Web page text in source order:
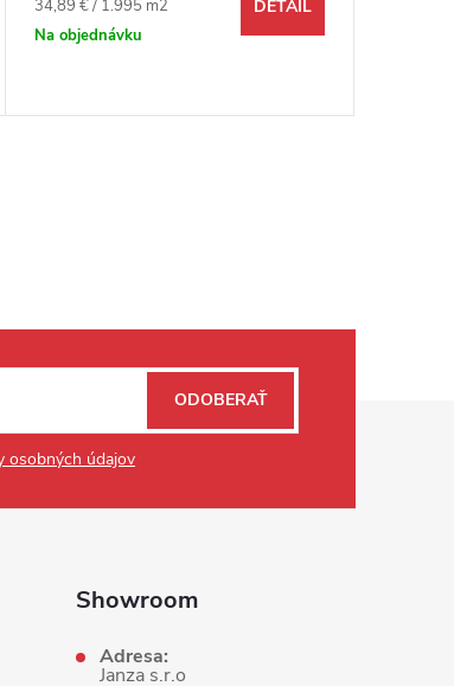
Jednotková cena:
34,89 € / 1.995 m2
Na objednávku
DETAIL
osobných údajov
ODOBERAŤ
Showroom
Adresa:
Janza s.r.o